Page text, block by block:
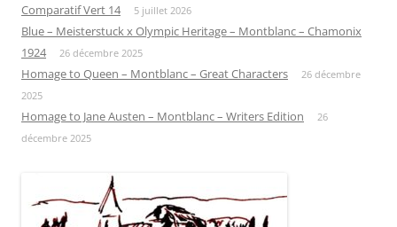
Comparatif Vert 14 5 juillet 2026
Blue – Meisterstuck x Olympic Heritage – Montblanc – Chamonix
1924
26 décembre 2025
Homage to Queen – Montblanc – Great Characters
26 décembre
2025
Homage to Jane Austen – Montblanc – Writers Edition
26
décembre 2025